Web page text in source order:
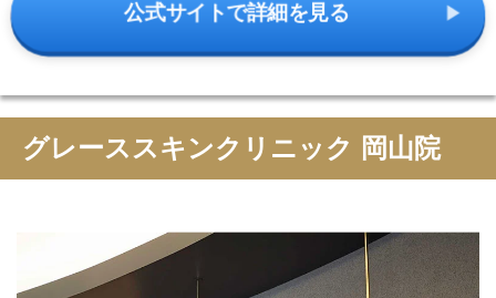
公式サイトで詳細を見る
グレーススキンクリニック 岡山院